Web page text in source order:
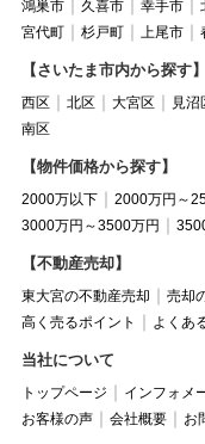
鴻巣市 久喜市 幸手市
宮代町
杉戸町 上尾市
【さいたま市内から探す】
西区 北区 大宮区 見沼
南区
【物件価格から探す】
2000万以下 2000万円～
3000万円～3500万円
【不動産売却】
東大宮の不動産売却 売却
高く売るポイント
よくあ
当社について
トップページ インフォメ
お客様の声
会社概要 お